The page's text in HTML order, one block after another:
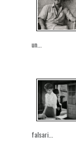
un...
falsari...